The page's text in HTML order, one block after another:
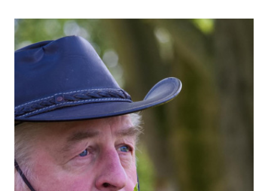
Documenten